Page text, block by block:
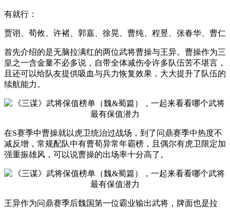
有就行：
贾诩、荀攸、许褚、郭嘉、徐晃、曹纯、程昱、张春华、曹仁
首先介绍的是无脑拉满红的两位武将曹操与王异。曹操作为三
皇之一含金量不必多说，自带全体减伤令许多队伍苦不堪言，
且还可以给队友提供吸血与兵力恢复效果，大大提升了队伍的
续航能力。
在S赛季中曹操就以虎卫统治过战场，到了问鼎赛季中热度不
减反增，常规配队中有曹荀异常年霸榜，且偶尔有虎卫限定加
强重振雄风，可以说曹操的出场率十分高了。
王异作为问鼎赛季后魏国第一位霸业输出武将，牌面也是拉